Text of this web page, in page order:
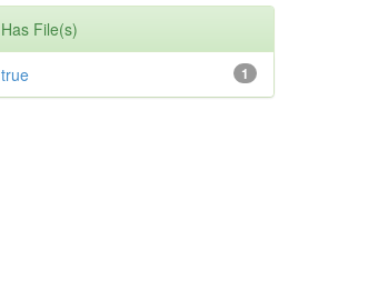
Has File(s)
1
true